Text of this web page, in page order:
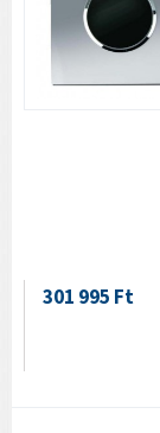
301 995 Ft